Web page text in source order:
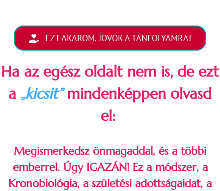
EZT AKAROM, JÖVÖK A TANFOLYAMRA!
Ha az egész oldalt nem is, de ezt
a „kicsit”mindenképpen olvasd
el:
Megismerkedsz önmagaddal, és a többi
emberrel. Úgy IGAZÁN! Ez a módszer, a
Kronobiológia, a születési adottságaidat, a